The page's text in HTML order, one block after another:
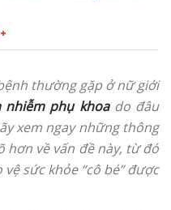
thường gặp ở nữ giới
nhiễm phụ khoado đâu
xem ngay những thông
hơn về vấn đề này, từ đó
sức khỏe “cô bé” được